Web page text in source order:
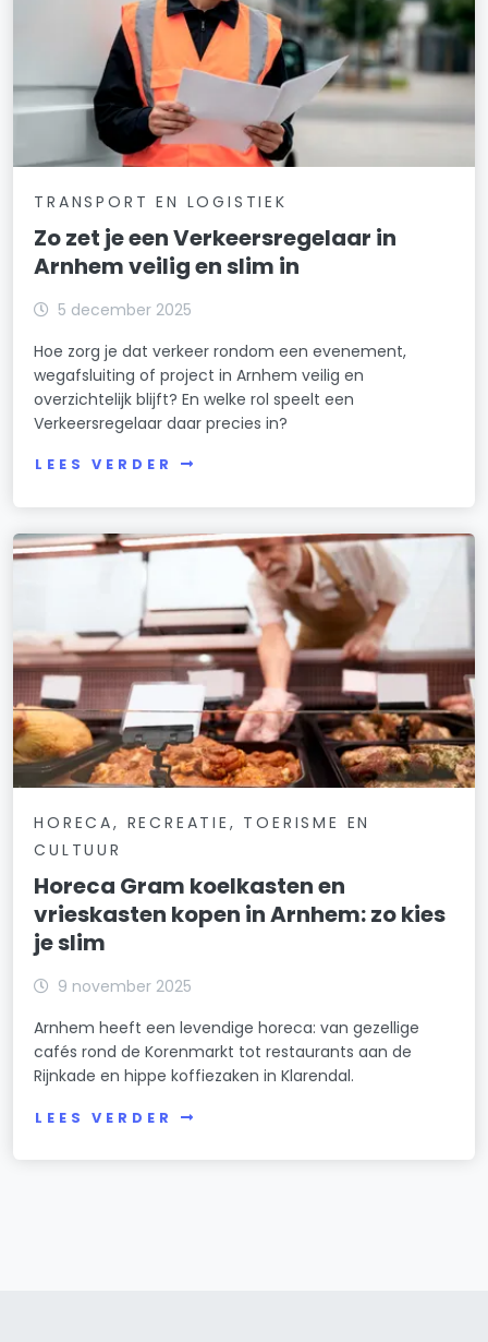
TRANSPORT EN LOGISTIEK
Zo zet je een Verkeersregelaar in
Arnhem veilig en slim in
5 december 2025
Hoe zorg je dat verkeer rondom een evenement,
wegafsluiting of project in Arnhem veilig en
overzichtelijk blijft? En welke rol speelt een
Verkeersregelaar daar precies in?
LEES VERDER
HORECA, RECREATIE, TOERISME EN
CULTUUR
Horeca Gram koelkasten en
vrieskasten kopen in Arnhem: zo kies
je slim
9 november 2025
Arnhem heeft een levendige horeca: van gezellige
cafés rond de Korenmarkt tot restaurants aan de
Rijnkade en hippe koffiezaken in Klarendal.
LEES VERDER